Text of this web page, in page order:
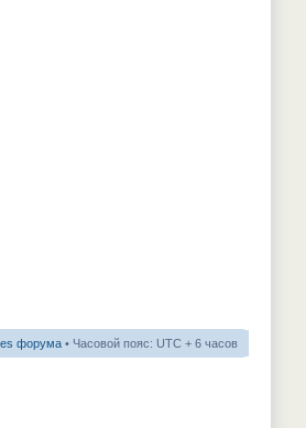
форума • Часовой пояс: UTC + 6 часов